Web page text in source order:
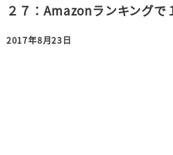
２７：Amazonランキングで
2017年8月23日